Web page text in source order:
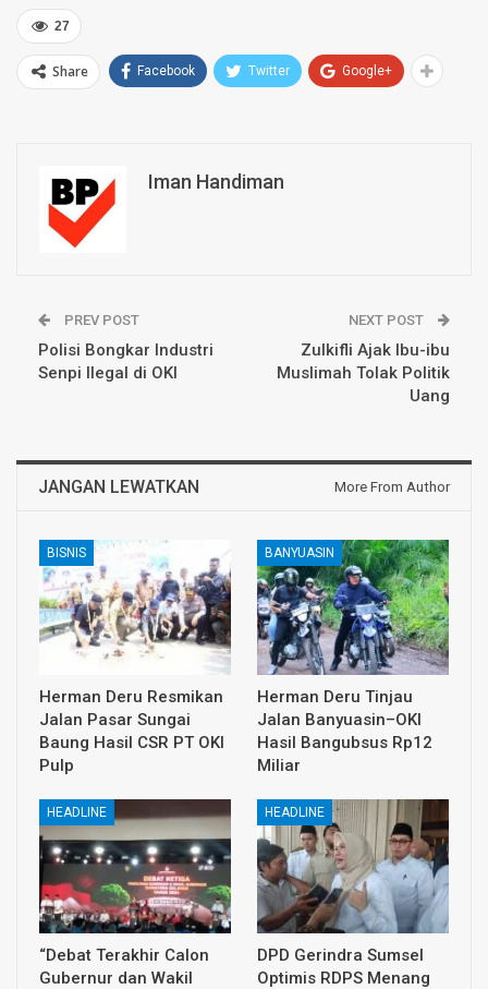
27
Share Facebook Twitter Google+
Iman Handiman
PREV POST
Polisi Bongkar Industri
Senpi Ilegal di OKI
NEXT POST
Zulkifli Ajak Ibu-ibu
Muslimah Tolak Politik
Uang
JANGAN LEWATKAN More From Author
BISNIS
Herman Deru Resmikan
Jalan Pasar Sungai
Baung Hasil CSR PT OKI
Pulp
BANYUASIN
Herman Deru Tinjau
Jalan Banyuasin–OKI
Hasil Bangubsus Rp12
Miliar
HEADLINE
“Debat Terakhir Calon
Gubernur dan Wakil
HEADLINE
DPD Gerindra Sumsel
Optimis RDPS Menang